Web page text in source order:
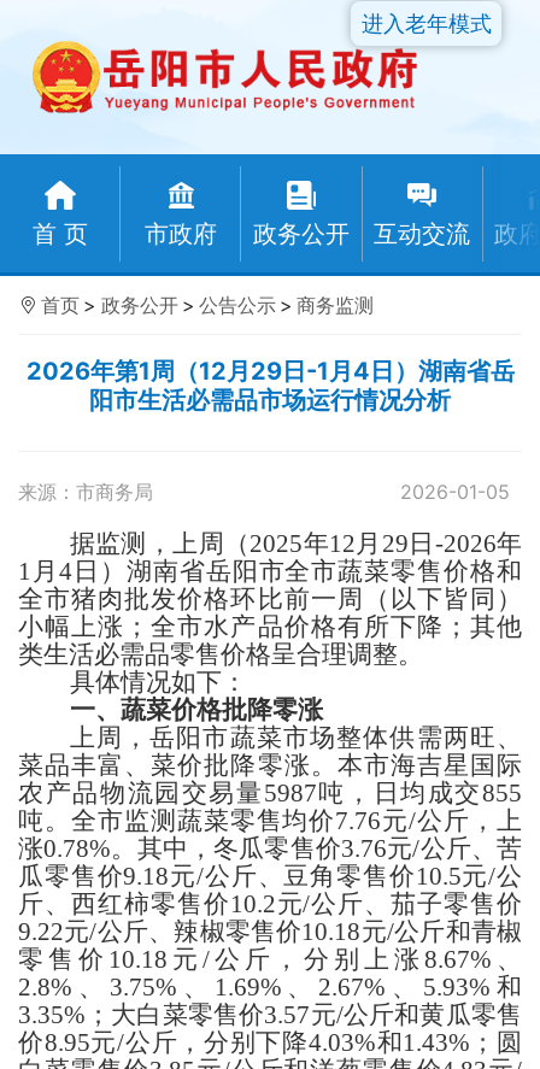
首 页 市政府 政务公开 互动交流 政
进入老年模式
首页 > 政务公开 > 公告公示 > 商务监测
2026年第1周（12月29日-1月4日）湖南省岳
阳市生活必需品市场运行情况分析
来源：市商务局 2026-01-05
据监测，上周 （2025年12月29日-2026年
1月4日 ） 湖南省岳阳市全市蔬菜零售价格和
全市猪肉批发价格环比前一周（以下皆同）
小幅上涨；全市水产品价格有所下降；其他
类生活必需品零售价格呈合理调整。
具体情况如下：
一、蔬菜价格批降零涨
上周，岳阳市蔬菜市场整体供需两旺、
菜品丰富、菜价批降零涨。本市海吉星国际
农产品物流园交易量5987吨，日均成交855
吨。 全市监测蔬菜零售均价7.76元/公斤，上
涨0.78%。 其中，冬瓜零售价3.76元/公斤、苦
瓜零售价9.18元/公斤、豆角零售价10.5元/公
斤、西红柿零售价10.2元/公斤、茄子零售价
9.22元/公斤、辣椒零售价10.18元/公斤和青椒
零售价 10.18 元 /公斤，分别上涨8.67%、
2.8%、3.75%、1.69%、2.67%、5.93%和
3.35%； 大白菜零售价3.57元/公斤和黄瓜零售
价8.95元/公斤，分别下降4.03%和1.43%； 圆